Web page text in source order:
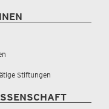
Stiftungen